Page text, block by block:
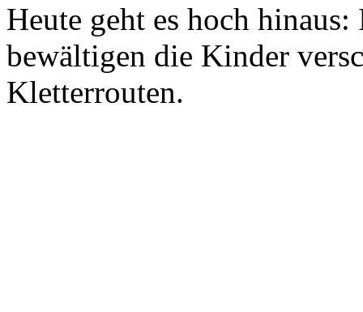
Heute geht es hoch
bewältigen die Kinder
Kletterrouten.